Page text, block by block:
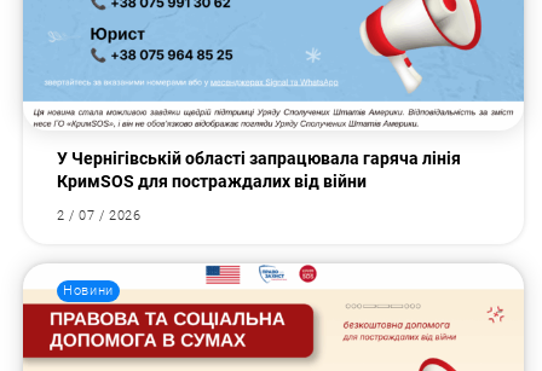
У Чернігівській області запрацювала гаряча лінія
КримSOS для постраждалих від війни
2 / 07 / 2026
Новини